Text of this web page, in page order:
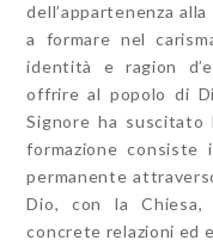
dell’appartenenza
a formare nel
identità e ragion
offrire al popolo di
Signore ha suscitato
formazione consiste
permanente
Dio, con la Chiesa,
concrete relazioni ed